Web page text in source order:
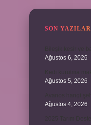
SON YAZILAR
Ağustos 6, 2026
Ağustos 5, 2026
Ağustos 4, 2026